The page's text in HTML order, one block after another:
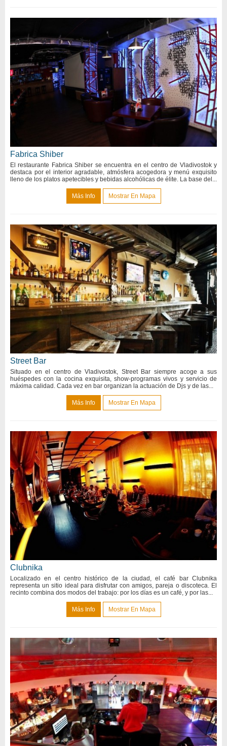
Fabrica Shiber
El restaurante Fabrica Shiber se encuentra en el centro de Vladivostok y
destaca por el interior agradable, atmósfera acogedora y menú exquisito
lleno de los platos apetecibles y bebidas alcohólicas de élite. La base del...
Más Info Mostrar En Mapa
Street Bar
Situado en el centro de Vladivostok, Street Bar siempre acoge a sus
huéspedes con la cocina exquisita, show-programas vivos y servicio de
máxima calidad. Cada vez en bar organizan la actuación de Djs y de las...
Más Info Mostrar En Mapa
Clubnika
Localizado en el centro histórico de la ciudad, el café bar Clubnika
representa un sitio ideal para disfrutar con amigos, pareja o discoteca. El
recinto combina dos modos del trabajo: por los días es un café, y por las...
Más Info Mostrar En Mapa